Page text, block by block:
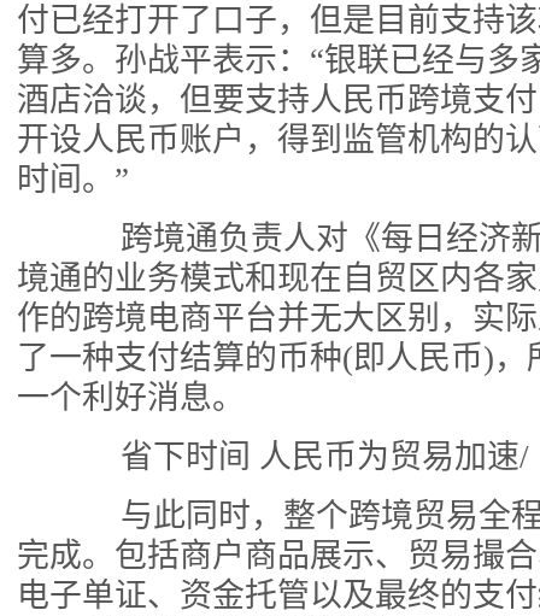
付已经打开了口子，但是目前支持
算多。孙战平表示：“银联已经与多
酒店洽谈，但要支持人民币跨境支
开设人民币账户，得到监管机构的
时间。”
跨境通负责人对《每日经济新
境通的业务模式和现在自贸区内各
作的跨境电商平台并无大区别，实
了一种支付结算的币种(即人民币)
一个利好消息。
省下时间 人民币为贸易加速/
与此同时，整个跨境贸易全程
完成。包括商户商品展示、贸易撮
电子单证、资金托管以及最终的支